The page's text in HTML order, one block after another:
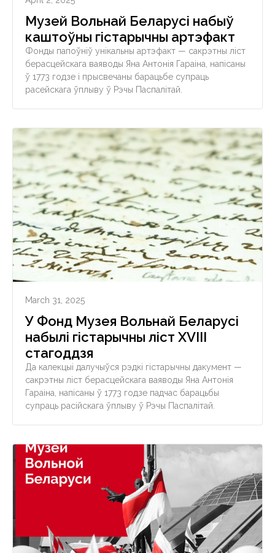
Музей Вольнай Беларусі набыў
каштоўны гістарычны артэфакт
Фонды папоўніў унікальны артэфакт — сакрэтны ліст
берасцейскага ваяводы Яна Антонія Гараіна, напісаны
ў 1773 годзе і прысвечаны барацьбе супраць
расейскага ўплыву ў Рэчы Паспалітай.
March 31, 2025
У Фонд Музея Вольнай Беларусі
набылi гiстарычны ліст ХVІІІ
стагоддзя
Да калекцыі далучыўся рэдкі гістарычны дакумент —
сакрэтны ліст берасцейскага ваяводы Яна Антонія
Гараіна, напісаны ў 1773 годзе падчас барацьбы
супраць расійскага ўплыву ў Рэчы Паспалітай.